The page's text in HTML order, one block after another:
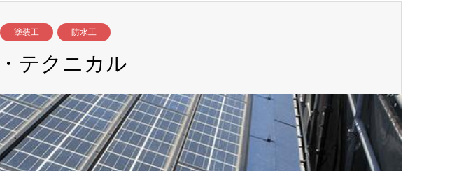
塗装工 防水工
テクニカル